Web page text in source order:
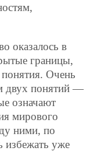
оказалось в
границы,
Очень
двух понятий —
означают
мирового
ними, по
уже